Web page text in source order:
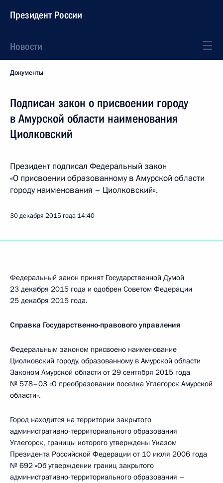
Президент России
Новости
Документы
Подписан закон о присвоении городу
в Амурской области наименования
Циолковский
Президент подписал Федеральный закон
«О присвоении образованному в Амурской области
городу наименования – Циолковский».
30 декабря 2015 года 14:40
Федеральный закон принят Государственной Думой
23 декабря 2015 года и одобрен Советом Федерации
25 декабря 2015 года.
Справка Государственно-правового управления
Федеральным законом присвоено наименование
Циолковский городу, образованному в Амурской области
Законом Амурской области от 29 сентября 2015 года
№ 578–03 «О преобразовании поселка Углегорск Амурской
области».
Город находится на территории закрытого
административно-территориального образования
Углегорск, границы которого утверждены Указом
Президента Российской Федерации от 10 июля 2006 года
№ 692 «Об утверждении границ закрытого
административно-территориального образования –